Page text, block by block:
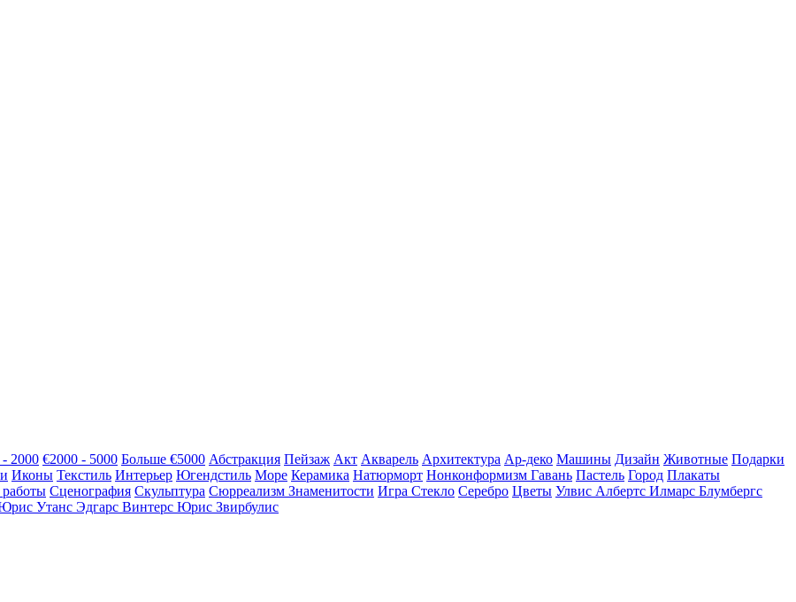
2000 €2000 - 5000 Больше €5000 Абстракция Пейзаж Акт Акварель Архитектура Ар-деко Машины Дизайн Животные Подарки
Иконы Текстиль Интерьер Югендстиль Море Керамика Натюрморт Нонконформизм Гавань Пастель Город Плакаты
Сценография Скульптура Сюрреализм Знаменитости Игра Cтекло Серебро Цветы Улвис Албертс Илмарс Блумбергс
Утанс Эдгарс Винтерс Юрис Звирбулис